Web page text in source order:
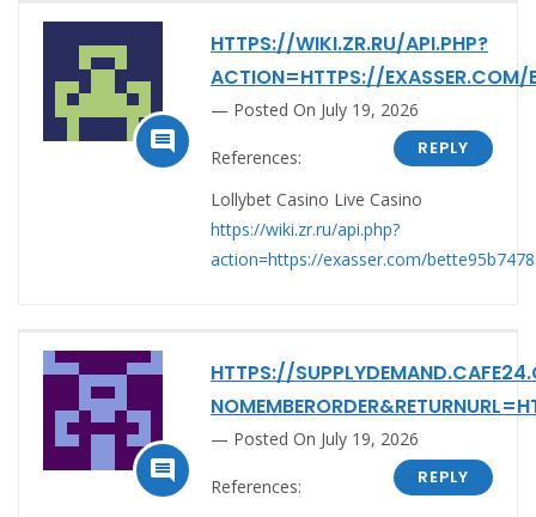

HTTPS://WIKI.ZR.RU/API.PHP?
ACTION=HTTPS://
Posted On July 19, 2026
REPLY
References:
Lollybet Casino Live Casino
https://wiki.zr.ru/api.php?
action=https://exasser.com/

HTTPS://
Posted On July 19, 2026
REPLY
References: